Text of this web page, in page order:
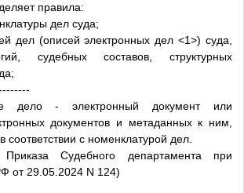
правила:
дел суда;
дел (описей электронных дел <1>) суда,
судебных составов, структурных
дело - электронный документ или
документов и метаданных к ним,
с номенклатурой дел.
Судебного департамента при
от 29.05.2024 N 124)